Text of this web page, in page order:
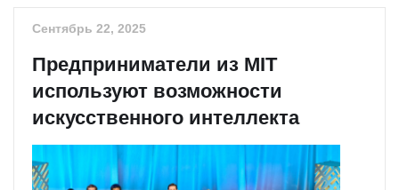
Сентябрь 22, 2025
Предприниматели из MIT
используют возможности
искусственного интеллекта